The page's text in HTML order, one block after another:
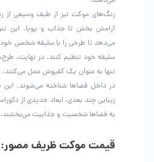
رنگ‌های موکت نیز از طیف وسیعی از
آرامش بخش تا جذاب و پویا. این
می‌دهد تا طرحی را با سلیقه شخصی
سلیقه خود تنظیم کنند. در نهایت،
تنها به عنوان یک کفپوش عمل می‌کنند،
در داخل فضاها شناخته می‌شوند. این
زیبایی چند بعدی، ابعاد جدیدی از
به فضاها شخصیت و جذابیت می‌بخشند.
قیمت موکت ظریف مصور: